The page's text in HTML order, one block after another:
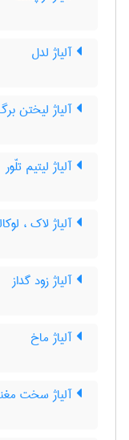
آلیاژ لدل
آلیاژ لیختن
آلیاژ لیتیم تلّور
آلیاژ لاک ،
آلیاژ زود گداز
آلیاژ ماخ
آلیاژ سخت